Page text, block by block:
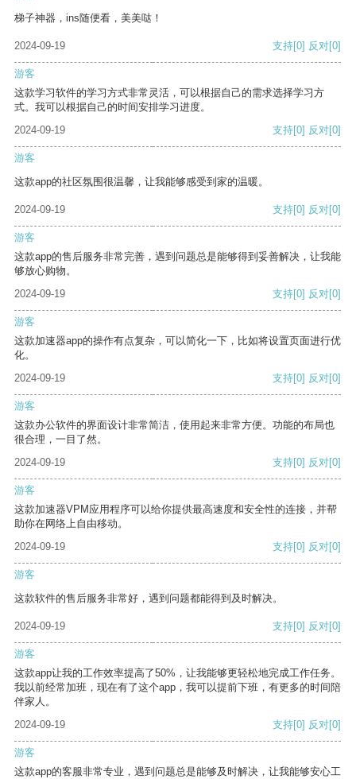
梯子神器，ins随便看，美美哒！
2024-09-19 支持[0] 反对[0]
游客
这款学习软件的学习方式非常灵活，可以根据自己的需求选择学习方
式。我可以根据自己的时间安排学习进度。
2024-09-19
支持[0] 反对[0]
游客
这款app的社区氛围很温馨，让我能够感受到家的温暖。
2024-09-19 支持[0] 反对[0]
游客
这款app的售后服务非常完善，遇到问题总是能够得到妥善解决，让我能
够放心购物。
2024-09-19
支持[0] 反对[0]
游客
这款加速器app的操作有点复杂，可以简化一下，比如将设置页面进行优
化。
2024-09-19
支持[0] 反对[0]
游客
这款办公软件的界面设计非常简洁，使用起来非常方便。功能的布局也
很合理，一目了然。
2024-09-19
支持[0] 反对[0]
游客
这款加速器VPM应用程序可以给你提供最高速度和安全性的连接，并帮
助你在网络上自由移动。
2024-09-19
支持[0] 反对[0]
游客
这款软件的售后服务非常好，遇到问题都能得到及时解决。
2024-09-19 支持[0] 反对[0]
游客
这款app让我的工作效率提高了50%，让我能够更轻松地完成工作任务。
我以前经常加班，现在有了这个app，我可以提前下班，有更多的时间陪
伴家人。
2024-09-19
支持[0] 反对[0]
游客
这款app的客服非常专业，遇到问题总是能够及时解决，让我能够安心工